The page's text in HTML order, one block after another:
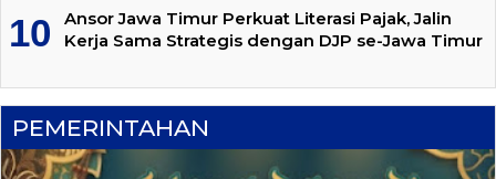
Ansor Jawa Timur Perkuat Literasi Pajak, Jalin
Kerja Sama Strategis dengan DJP se-Jawa Timur
PEMERINTAHAN